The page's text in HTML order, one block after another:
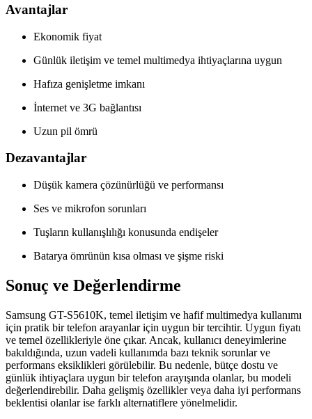
Avantajlar
Ekonomik fiyat
Günlük iletişim ve temel multimedya ihtiyaçlarına uygun
Hafıza genişletme imkanı
İnternet ve 3G bağlantısı
Uzun pil ömrü
Dezavantajlar
Düşük kamera çözünürlüğü ve performansı
Ses ve mikrofon sorunları
Tuşların kullanışlılığı konusunda endişeler
Batarya ömrünün kısa olması ve şişme riski
Sonuç ve Değerlendirme
Samsung GT-S5610K, temel iletişim ve hafif multimedya kullanımı
için pratik bir telefon arayanlar için uygun bir tercihtir. Uygun fiyatı
ve temel özellikleriyle öne çıkar. Ancak, kullanıcı deneyimlerine
bakıldığında, uzun vadeli kullanımda bazı teknik sorunlar ve
performans eksiklikleri görülebilir. Bu nedenle, bütçe dostu ve
günlük ihtiyaçlara uygun bir telefon arayışında olanlar, bu modeli
değerlendirebilir. Daha gelişmiş özellikler veya daha iyi performans
beklentisi olanlar ise farklı alternatiflere yönelmelidir.